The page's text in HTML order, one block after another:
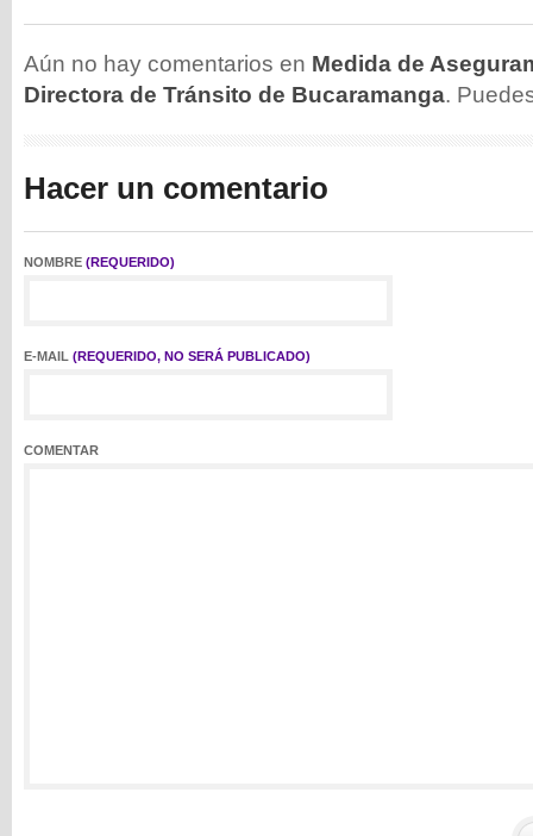
Aún no hay comentarios en Medida de
Directora de Tránsito de Bucaramanga.
Hacer un comentario
NOMBRE (REQUERIDO)
E-MAIL (REQUERIDO, NO SERÁ PUBLICADO)
COMENTAR